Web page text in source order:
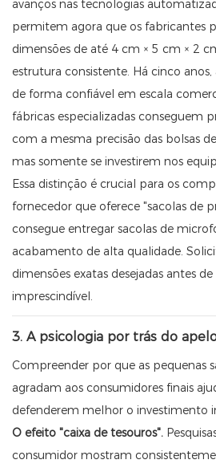
avanços nas tecnologias
permitem agora que os fabricantes
dimensões de até 4 cm × 5 cm × 2
estrutura consistente. Há cinco anos,
de forma confiável em escala
fábricas especializadas conseguem
com a mesma precisão das bolsas
mas somente se investirem nos
Essa distinção é crucial para os
fornecedor que oferece "sacolas de
consegue entregar sacolas de
acabamento de alta qualidade.
dimensões exatas desejadas antes
imprescindível.
3. A psicologia por trás do
Compreender por que as pequenas
agradam aos consumidores finais
defenderem melhor o investimento
O efeito "caixa de tesouros".
consumidor mostram